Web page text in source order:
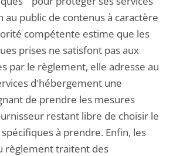
au public de contenus à caractère
compétente estime que les
prises ne satisfont pas aux
par le règlement, elle adresse au
d'hébergement une
de prendre les mesures
restant libre de choisir le
à prendre. Enfin, les
règlement traitent des